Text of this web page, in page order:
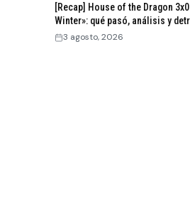
[Recap] House of the Dragon
Winter»: qué pasó, análisis y
3 agosto, 2026